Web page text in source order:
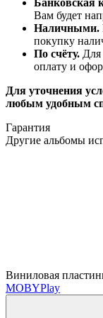
Вам будет
Наличными.
покупку
По счёту. Для
оплату и
Для уточнения
любым удобным
Гарантия
Другие альбомы
Виниловая
MOBYPlay